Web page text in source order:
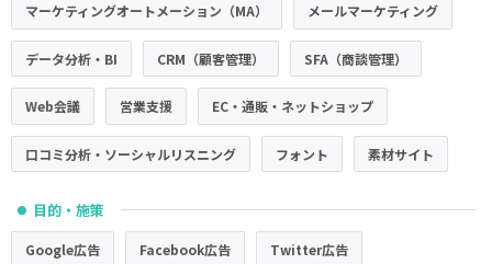
マーケティングオートメーション（MA） メールマーケティング
データ分析・BI CRM（顧客管理） SFA（商談管理）
Web会議 営業支援 EC・通販・ネットショップ
口コミ分析・ソーシャルリスニング フォント 素材サイト
● 目的・施策
Google広告 Facebook広告 Twitter広告